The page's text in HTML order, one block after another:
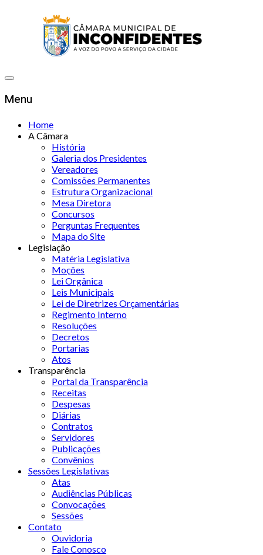
Menu
Home
A Câmara
História
Galeria dos Presidentes
Vereadores
Comissões Permanentes
Estrutura Organizacional
Mesa Diretora
Concursos
Perguntas Frequentes
Mapa do Site
Legislação
Matéria Legislativa
Moções
Lei Orgânica
Leis Municipais
Lei de Diretrizes Orçamentárias
Regimento Interno
Resoluções
Decretos
Portarias
Atos
Transparência
Portal da Transparência
Receitas
Despesas
Diárias
Contratos
Servidores
Publicações
Convênios
Sessões Legislativas
Atas
Audiências Públicas
Convocações
Sessões
Contato
Ouvidoria
Fale Conosco